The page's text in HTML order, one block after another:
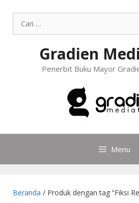
Gradien
Penerbit Buku Mayor
Menu
Beranda / Produk dengan tag “Fiksi